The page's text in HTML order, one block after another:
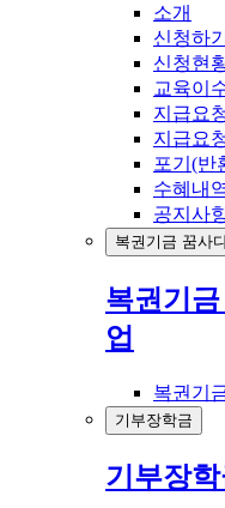
소개
신청하기
신청현
교육이
지급요
지급요
포기(반
수혜내
공지사
복권기금 꿈사
복권기
업
복권기
기부장학금
기부장